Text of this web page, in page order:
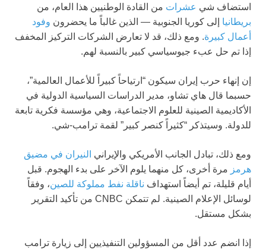
استضاف شي عشرات من القادة الوطنيين هذا العام، من
بريطانيا إلى كوريا الجنوبية — الذين غالباً ما يحضرون وفود
أعمال كبيرة. ومع ذلك، قد لا تعارض الشركات التركيز المخفف
إذا تم حل عبء جيوسياسي كبير بالنسبة لهم.
إن إنهاء حرب إيران سيكون “ارتياحاً كبيراً للأعمال العالمية”،
حسبما قال هاي تشاو، مدير الدراسات السياسية الدولية في
الأكاديمية الصينية للعلوم الاجتماعية، وهي مؤسسة فكرية تابعة
للدولة. وسيتذكر “كثيراً كنصر كبير” لقمة ترامب-شي.
ومع ذلك، تبادل الجانب الأمريكي والإيراني النيران في مضيق
هرمز مرة أخرى، كل منهما يلوم الآخر على بدء الهجوم. قبل
أيام قليلة، تم أيضاً استهداف ناقلة نفط مملوكة للصين، وفقاً
لوسائل الإعلام الصينية. لم تتمكن CNBC من تأكيد التقرير
بشكل مستقل.
إذا انضم عدد أقل من المسؤولين التنفيذيين إلى زيارة ترامب